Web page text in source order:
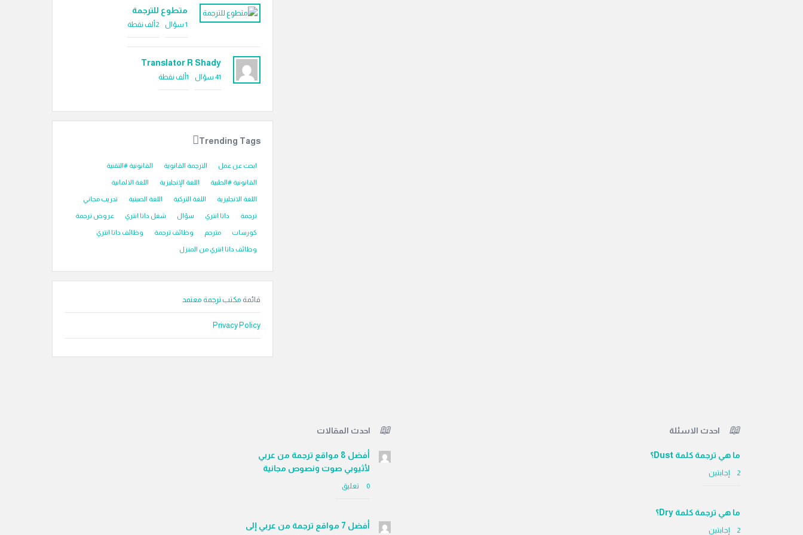
متطوع للترجمة
1 سؤال 2ألف نقطة
Translator R Shady
41 سؤال 1ألف نقطة
Trending Tags
ابحث عن عمل الترجمة القانوية القانونية #التقنية
القانونية #الطبية اللغة الإنجليزية اللغة الالمانية
اللغة الانجليزية اللغة التركية اللغة الصينية تدريب مجاني
ترجمة داتا انتري سؤال شغل داتا انتري عروض ترجمة
كورسات مترجم وظائف ترجمة وظائف داتا انتري
وظائف داتا انتري من المنزل
قائمة مكتب ترجمة معتمد
Privacy Policy
الفوتراحدث الاسئلة
ما هي ترجمة كلمة Dust؟
‫2 إجابتين
ما هي ترجمة كلمة Dry؟
‫2 إجابتين
احدث المقالات
أفضل 8 مواقع ترجمة من عربي
لأثيوبي صوت ونصوص مجانية
‫0 تعليق
أفضل 7 مواقع ترجمة من عربي إلى